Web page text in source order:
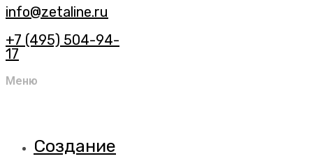
info@zetaline.ru
+7 (495) 504-94-
17
Меню
Создание